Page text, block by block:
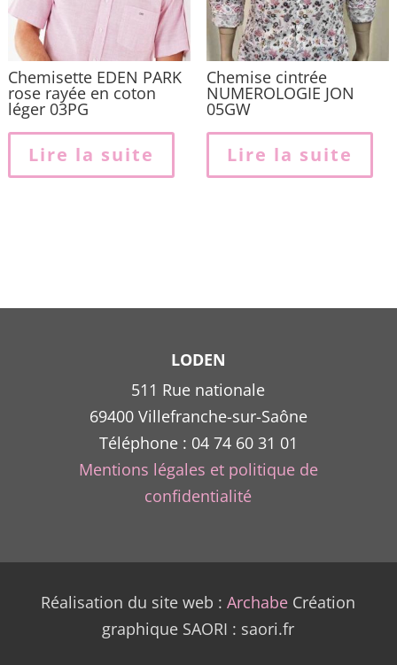
Chemisette EDEN PARK
rose rayée en coton
léger 03PG
Lire la suite
Chemise cintrée
NUMEROLOGIE JON
05GW
Lire la suite
LODEN
511 Rue nationale
69400 Villefranche-sur-Saône
Téléphone : 04 74 60 31 01
Mentions légales et politique de
confidentialité
Réalisation du site web :Archabe Création
graphique SAORI : saori.fr